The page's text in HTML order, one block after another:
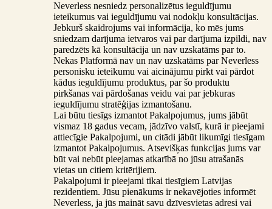
Neverless nesniedz personalizētus ieguldījumu
ieteikumus vai ieguldījumu vai nodokļu konsultācijas.
Jebkurš skaidrojums vai informācija, ko mēs jums
sniedzam darījuma ietvaros vai par darījuma izpildi, nav
paredzēts kā konsultācija un nav uzskatāms par to.
Nekas Platformā nav un nav uzskatāms par Neverless
personisku ieteikumu vai aicinājumu pirkt vai pārdot
kādus ieguldījumu produktus, par šo produktu
pirkšanas vai pārdošanas veidu vai par jebkuras
ieguldījumu stratēģijas izmantošanu.
Lai būtu tiesīgs izmantot Pakalpojumus, jums jābūt
vismaz 18 gadus vecam, jādzīvo valstī, kurā ir pieejami
attiecīgie Pakalpojumi, un citādi jābūt likumīgi tiesīgam
izmantot Pakalpojumus. Atsevišķas funkcijas jums var
būt vai nebūt pieejamas atkarībā no jūsu atrašanās
vietas un citiem kritērijiem.
Pakalpojumi ir pieejami tikai tiesīgiem Latvijas
rezidentiem. Jūsu pienākums ir nekavējoties informēt
Neverless, ja jūs maināt savu dzīvesvietas adresi vai